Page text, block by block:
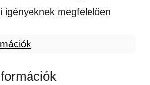
igényeknek megfelelően